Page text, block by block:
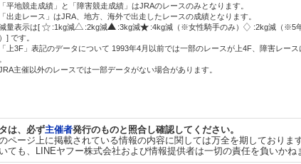
平地競走成績」と「障害競走成績」はJRAのレースのみとなります。
出走レース」はJRA、地方、海外で出走したレースの成績となります。
量表示は[
:1kg減 :2kg減 :3kg減 :4kg減（※女性騎手のみ）
:2kg減（※5
] です。
上3F」表記のデータについて 1993年4月以前では一部のレースが上4F、障害レー
主催以外のレースでは一部データがない場合があります。
は、必ず主催者発行のものと照合し確認してください。
ページ上に掲載されている情報の内容に関しては万全を期しており
ても、LINEヤフー株式会社および情報提供者は一切の責任を負いかね